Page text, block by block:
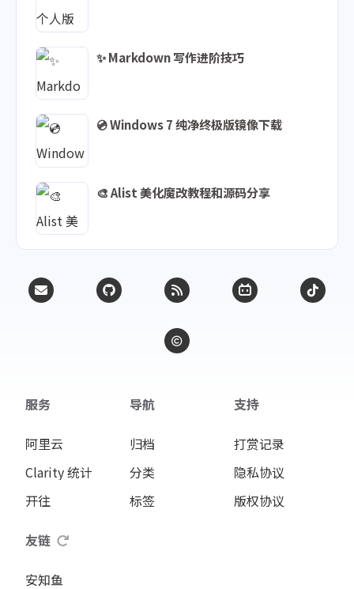
✨ Markdown 写作进阶技巧
💿 Windows 7 纯净终极版镜像下载
🎨 Alist 美化魔改教程和源码分享
服务
阿里云
Clarity 统计
开往
导航
归档
分类
标签
支持
打赏记录
隐私协议
版权协议
友链
安知鱼